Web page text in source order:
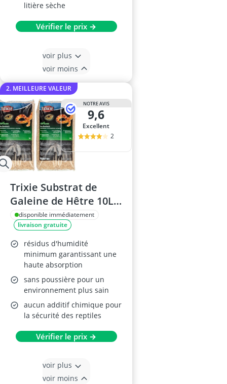
litière sèche
Vérifier le prix →
voir plus
voir moins
2. MEILLEURE VALEUR
NOTRE AVIS
9,6
Excellent
2
Trixie Substrat de
Galeine de Hêtre 10L
(Lot de 2)
disponible immédiatement
livraison gratuite
résidus d'humidité
minimum garantissant une
haute absorption
sans poussière pour un
environnement plus sain
aucun additif chimique pour
la sécurité des reptiles
Vérifier le prix →
voir plus
voir moins